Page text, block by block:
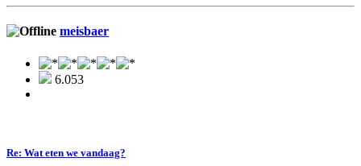
meisbaer
6.053
Re: Wat eten we vandaag?